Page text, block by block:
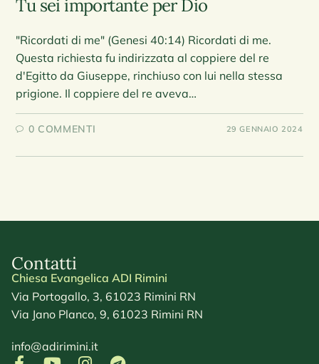
Tu sei importante per Dio
"Ricordati di me" (Genesi 40:14) Ricordati di me.
Questa richiesta fu indirizzata al coppiere del re
d'Egitto da Giuseppe, rinchiuso con lui nella stessa
prigione. Il coppiere del re aveva…
0 COMMENTI 29 GENNAIO 2024
Contatti
Chiesa Evangelica ADI Rimini
Via Portogallo, 3, 61023 Rimini RN
Via Jano Planco, 9, 61023 Rimini RN
info@adirimini.it